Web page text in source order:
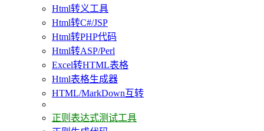
Html转义工具
Html转C#/JSP
Html转PHP代码
Html转ASP/Perl
Excel转HTML表格
Html表格生成器
HTML/MarkDown互转
正则表达式测试工具